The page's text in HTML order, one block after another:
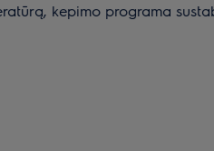
kepimo programa